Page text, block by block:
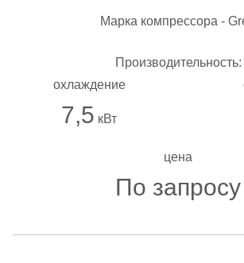
Марка компрессора -
Производительность:
охлаждение
7,5 кВт
цена
По запросу